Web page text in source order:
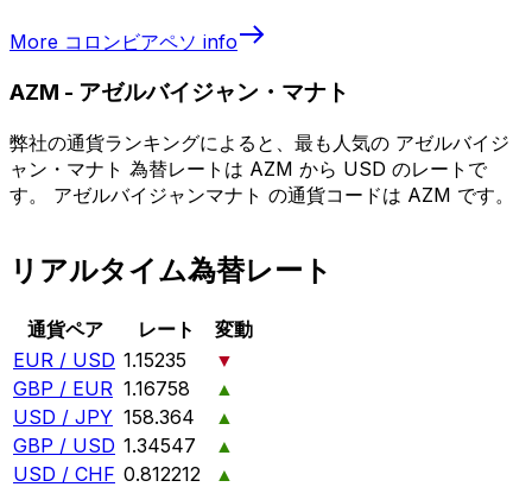
More コロンビアペソ info
AZM - アゼルバイジャン・マナト
弊社の通貨ランキングによると、最も人気の アゼルバイジ
ャン・マナト 為替レートは AZM から USD のレートで
す。 アゼルバイジャンマナト の通貨コードは AZM です。
リアルタイム為替レート
通貨ペア レート
変動
EUR / USD 1.15235
▼
GBP / EUR 1.16758
▲
USD / JPY 158.364
▲
GBP / USD 1.34547
▲
USD / CHF 0.812212
▲